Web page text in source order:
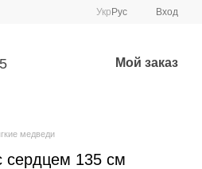
Укр Рус Вход
Мой заказ
медведи
135 см